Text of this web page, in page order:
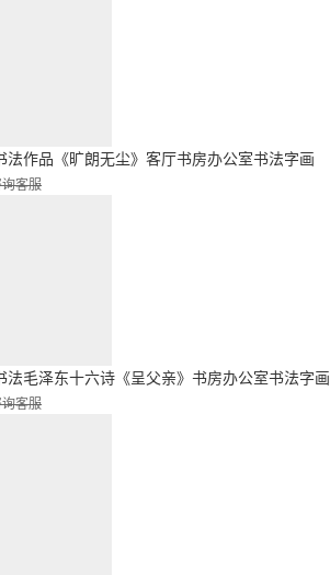
法作品《旷朗无尘》客厅书房办公室书法字画
客服
法毛泽东十六诗《呈父亲》书房办公室书法字画
客服